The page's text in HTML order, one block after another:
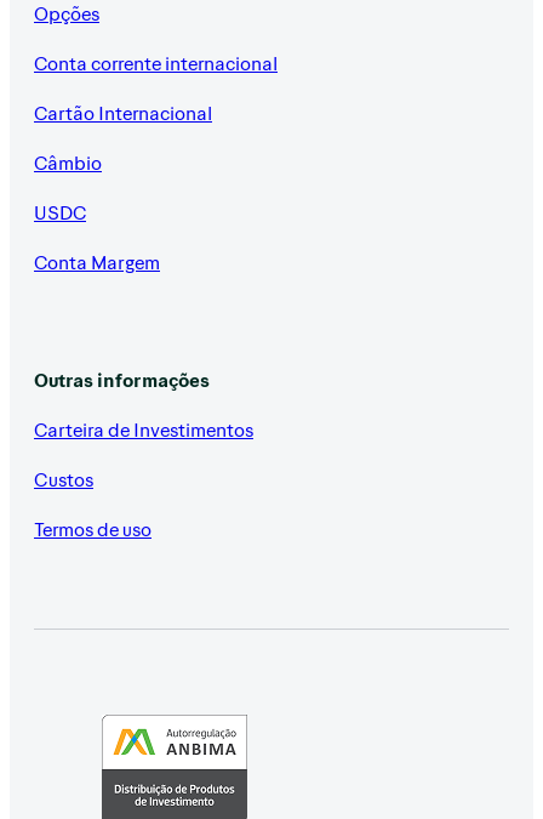
Opções
Conta corrente internacional
Cartão Internacional
Câmbio
USDC
Conta Margem
Outras informações
Carteira de Investimentos
Custos
Termos de uso